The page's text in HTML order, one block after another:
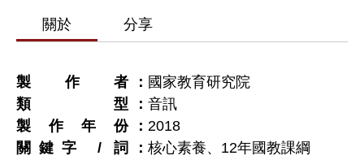
關於 分享
製作者
國家教育研究院
類型
音訊
製作年份
2018
關鍵字 / 詞
核心素養、12年國教課綱